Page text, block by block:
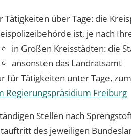
Tätigkeiten über Tage: die
ist, je nach
in Großen Kreisstädten: die
ansonsten das Landratsamt
für Tätigkeiten unter Tage,
Regierungspräsidium Freiburg
Stellen nach
des jeweiligen